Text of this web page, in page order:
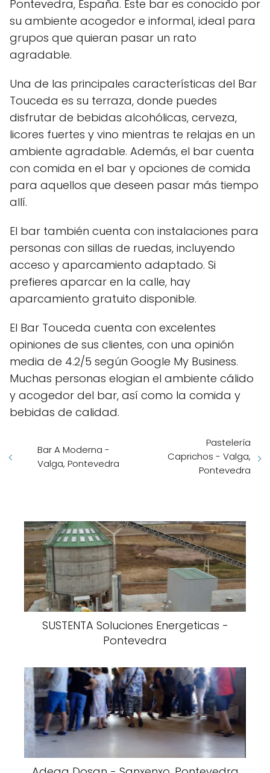
Pontevedra, España. Este bar es conocido por
su ambiente acogedor e informal, ideal para
grupos que quieran pasar un rato
agradable.
Una de las principales características del Bar
Touceda es su terraza, donde puedes
disfrutar de bebidas alcohólicas, cerveza,
licores fuertes y vino mientras te relajas en un
ambiente agradable. Además, el bar cuenta
con comida en el bar y opciones de comida
para aquellos que deseen pasar más tiempo
allí.
El bar también cuenta con instalaciones para
personas con sillas de ruedas, incluyendo
acceso y aparcamiento adaptado. Si
prefieres aparcar en la calle, hay
aparcamiento gratuito disponible.
El Bar Touceda cuenta con excelentes
opiniones de sus clientes, con una opinión
media de 4.2/5 según Google My Business.
Muchas personas elogian el ambiente cálido
y acogedor del bar, así como la comida y
bebidas de calidad.
Bar A Moderna -
Valga, Pontevedra
Pastelería
Caprichos - Valga,
Pontevedra
SUSTENTA Soluciones Energeticas -
Pontevedra